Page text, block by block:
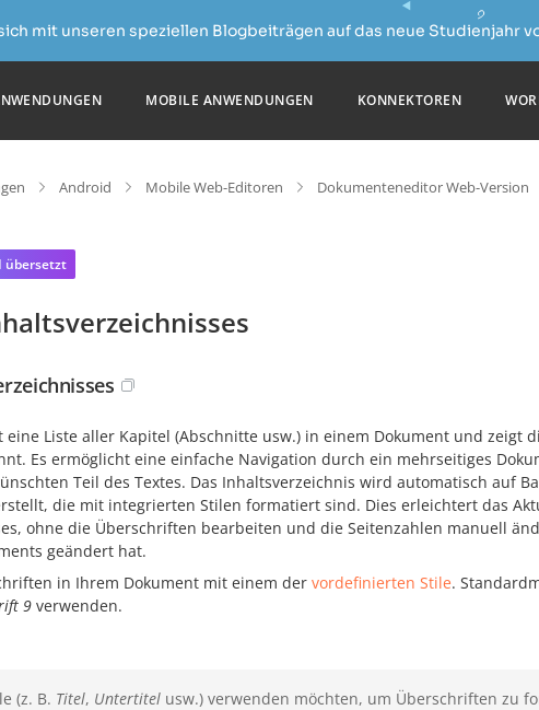
mit unseren speziellen Blogbeiträgen auf das neue Studienjahr
MOBILE ANWENDUNGEN KONNEKTOREN
Android Mobile Web-Editoren Dokumenteneditor Web-Version
übersetzt
Liste aller Kapitel (Abschnitte usw.) in einem Dokument und zeigt
Es ermöglicht eine einfache Navigation durch ein mehrseitiges
Teil des Textes. Das Inhaltsverzeichnis wird automatisch auf
die mit integrierten Stilen formatiert sind. Dies erleichtert das
ohne die Überschriften bearbeiten und die Seitenzahlen manuell
geändert hat.
in Ihrem Dokument mit einem der vordefinierten Stile.
9 verwenden.
(z. B. Titel, Untertitel usw.) verwenden möchten, um Überschriften zu